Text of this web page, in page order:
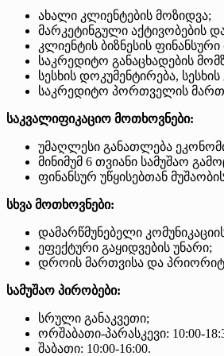
ახალი კლიენტების მოზიდვა;
მარკეტინგული აქტივობების
კლიენტის ბიზნესის
საკრედიტო განაცხადების
სესხის დოკუმენტირება, სესხის
საკრედიტო პორთველის
საკვალიფიკაციო მოთხოვნები:
უმაღლესი განათლება
მინიმუმ 6 თვიანი სამუშაო
ფინანსურ უწყისებთან
სხვა მოთხოვნები:
დამარწმუნებელი
ეფექტური გაყიდვების უნარი;
დროის მართვისა და
სამუშაო პირობები:
სრული განაკვეთი;
ორშაბათი-პარასკევი: 10:00-
შაბათი: 10:00-16:00.